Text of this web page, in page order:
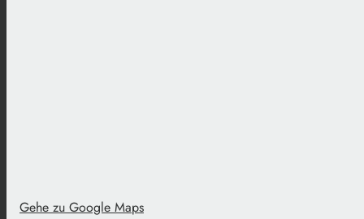
Gehe zu Google Maps